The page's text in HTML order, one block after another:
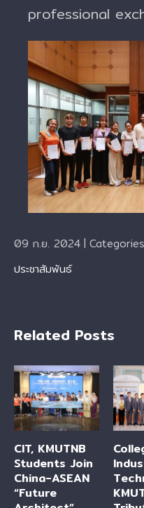
professional
09 ก.ย. 2024 |
ประชาสัมพันธ์
Related Posts
CIT, KMUTNB
Students Join
China-ASEAN
“Future